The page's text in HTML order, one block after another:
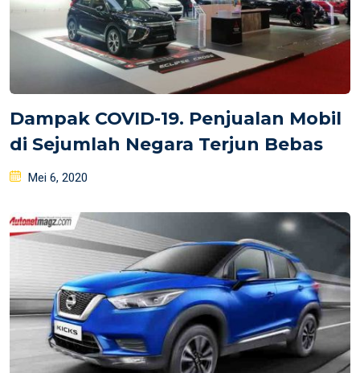
Dampak COVID-19. Penjualan Mobil
di Sejumlah Negara Terjun Bebas
Posted
Mei 6, 2020